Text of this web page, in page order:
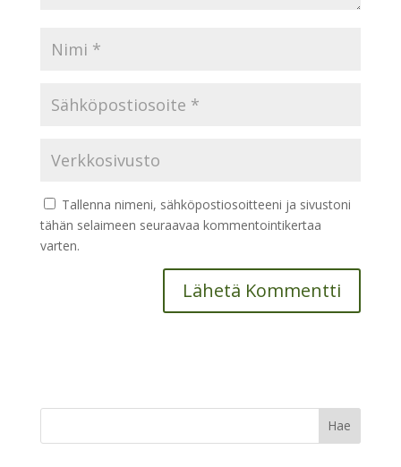
Tallenna nimeni, sähköpostiosoitteeni ja sivustoni
tähän selaimeen seuraavaa kommentointikertaa
varten.